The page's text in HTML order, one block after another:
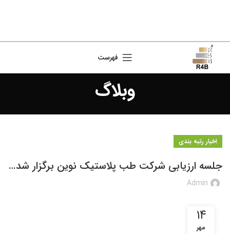
فهرست
وبلاگ
اخبار رتبه بندی
جلسه ارزیابی شرکت طب پلاستیک نوین برگزار شد…
Admin
۱۴
مهر